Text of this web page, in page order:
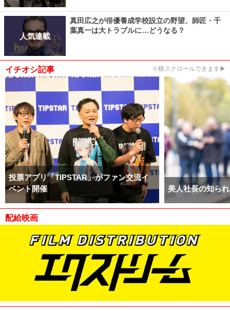
人気連載
真田広之が俳優養成学校設立の野望、師匠・千
葉真一は大トラブルに…どうなる？
イチオシ記事 ※横スクロールできます▶
投票アプリ「TIPSTAR」がファン交流イ
ベント開催
美人社長の知ら
配給映画